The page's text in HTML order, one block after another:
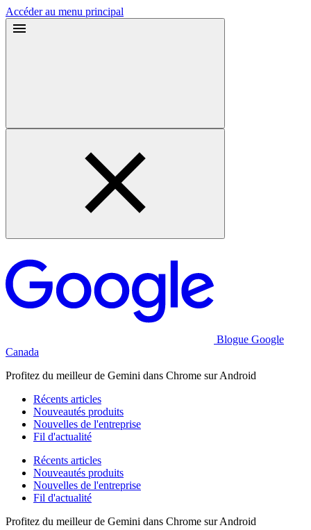
Accéder au menu principal
Blogue Google
Canada
Profitez du meilleur de Gemini dans Chrome sur Android
Récents articles
Nouveautés produits
Nouvelles de l'entreprise
Fil d'actualité
Récents articles
Nouveautés produits
Nouvelles de l'entreprise
Fil d'actualité
Profitez du meilleur de Gemini dans Chrome sur Android